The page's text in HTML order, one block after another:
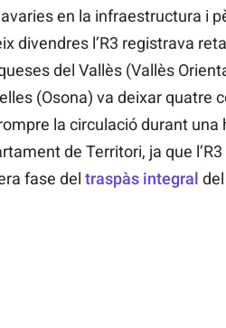
en la infraestructura i
divendres l’R3 registrava
del Vallès (Vallès
(Osona) va deixar quatre
la circulació durant una
de Territori, ja que
fase del traspàs integral